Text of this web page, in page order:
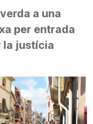
a una
per entrada
la justícia